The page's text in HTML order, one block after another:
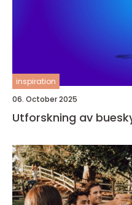
inspiration
06. October 2025
Utforskning av